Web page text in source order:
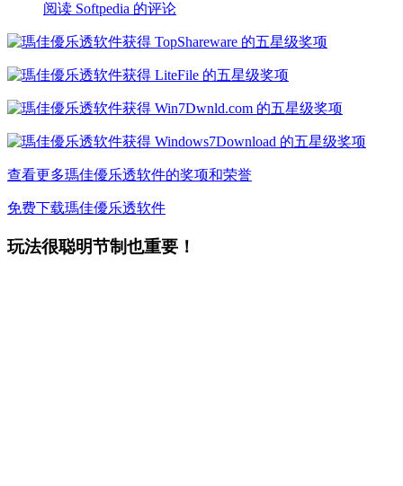
阅读 Softpedia 的评论
查看更多瑪佳優乐透软件的奖项和荣誉
免费下载瑪佳優乐透软件
玩法很聪明节制也重要！